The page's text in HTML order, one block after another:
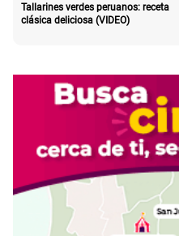
Tallarines verdes peruanos: receta
clásica deliciosa (VIDEO)